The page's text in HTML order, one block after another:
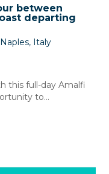
between
departing
Italy
this full-day Amalfi
to...